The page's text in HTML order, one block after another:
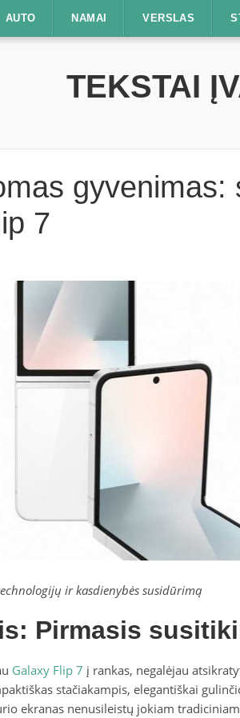
AUTO NAMAI VERSLAS
TEKSTAI
gyvenimas:
7
ir kasdienybės susidūrimą
Pirmasis
Galaxy Flip 7 į rankas, negalėjau
stačiakampis, elegantiškai
ekranas nenusileistų jokiam